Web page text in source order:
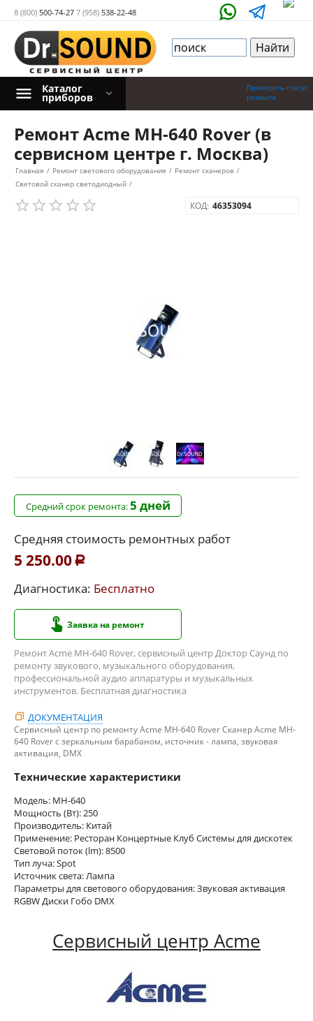
8 (800) 500-74-27 7 (958) 538-22-48
Проверить статус
ремонта
Каталог
приборов
Ремонт Acme MH-640 Rover (в
сервисном центре г. Москва)
Главная / Ремонт светового оборудования / Ремонт сканеров /
Световой сканер светодиодный /
КОД: 46353094
Средний срок ремонта:5 дней
Средняя стоимость ремонтных работ
5 250.00 Р
Диагностика: Бесплатно
Заявка на ремонт
Ремонт Acme MH-640 Rover, сервисный центр Доктор Саунд по
ремонту звукового, музыкального оборудования,
профессиональной аудио аппаратуры и музыкальных
инструментов. Бесплатная диагностика
ДОКУМЕНТАЦИЯ
Сервисный центр по ремонту Acme MH-640 Rover Cканер Acme MH-
640 Rover с зеркальным барабаном, источник - лампа, звуковая
активация, DMX
Технические характеристики
Модель: MH-640
Мощность (Вт): 250
Производитель: Китай
Применение: Ресторан Концертные Клуб Системы для дискотек
Световой поток (lm): 8500
Тип луча: Spot
Источник света: Лампа
Параметры для светового оборудования: Звуковая активация
RGBW Диски Гобо DMX
Сервисный центр Acme